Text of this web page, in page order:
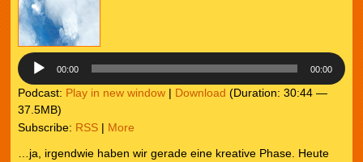
00:00 00:00
Podcast: Play in new window| Download (Duration: 30:44 —
37.5MB)
Subscribe: RSS| More
…ja, irgendwie haben wir gerade eine kreative Phase. Heute